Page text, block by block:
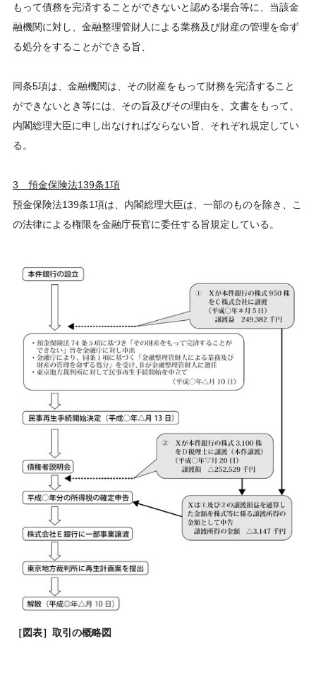
もって債務を完済することができないと認める場合等に、当該金
融機関に対し、金融整理管財人による業務及び財産の管理を命ず
る処分をすることができる旨、
同条5項は、金融機関は、その財産をもって財務を完済すること
ができないとき等には、その旨及びその理由を、文書をもって、
内閣総理大臣に申し出なければならない旨、それぞれ規定してい
る。
3 預金保険法139条1項
預金保険法139条1項は、内閣総理大臣は、一部のものを除き、こ
の法律による権限を金融庁長官に委任する旨規定している。
［図表］取引の概略図